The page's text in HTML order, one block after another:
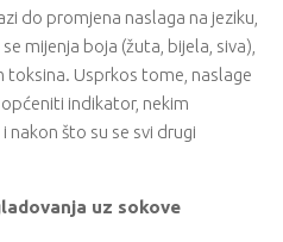
do promjena naslaga na jeziku,
mijenja boja (žuta, bijela, siva),
toksina. Usprkos tome, naslage
indikator, nekim
što su se svi drugi
uz sokove